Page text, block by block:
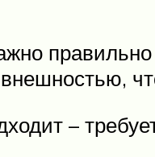
правильно
–